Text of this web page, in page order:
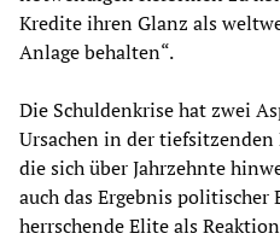
Kredite ihren Glanz als
Anlage behalten“.
Die Schuldenkrise hat zwei
Ursachen in der
die sich über Jahrzehnte
auch das Ergebnis politischer
herrschende Elite als